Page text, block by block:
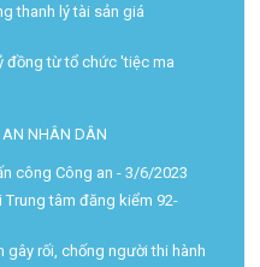
thanh lý tài sản giá
đồng từ tổ chức 'tiệc ma
AN NHÂN DÂN
công Công an - 3/6/2023
Trung tâm đăng kiểm 92-
rối, chống người thi hành